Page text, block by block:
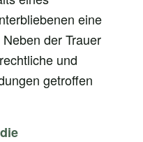
eine
der Trauer
und
getroffen